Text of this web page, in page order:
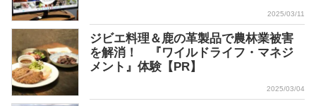
2025/03/11
ジビエ料理＆鹿の革製品で農林業被害
を解消！ 『ワイルドライフ・マネジ
メント』体験【PR】
2025/03/04